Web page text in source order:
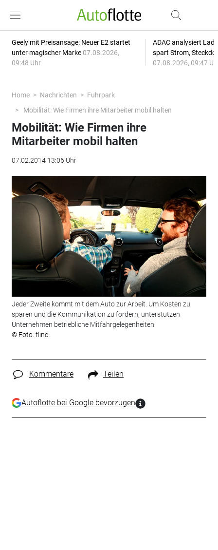
Geely mit Preisansage: Neuer E2 startet
unter magischer Marke 07.08.2026,
09:48 Uhr
ADAC analysiert
spart Strom,
07.08.2026, 09:47
Home Nachrichten
Fuhrpark
Mobilität: Wie Firmen ihre Mitarbeiter mobil halten
Mobilität: Wie Firmen ihre
Mitarbeiter mobil halten
07.02.2014 13:06 Uhr
Jeder Zweite kommt mit dem Auto zur Arbeit. Um Kosten zu
sparen und die Kommunikation zu fördern, unterstützen
Unternehmen betriebliche Mitfahrgelegenheiten.
© Foto: flinc
Kommentare Teilen
Autoflotte bei Google bevorzugen